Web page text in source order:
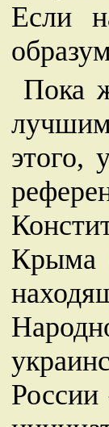
Если
Пока
этого,
Крыма
России